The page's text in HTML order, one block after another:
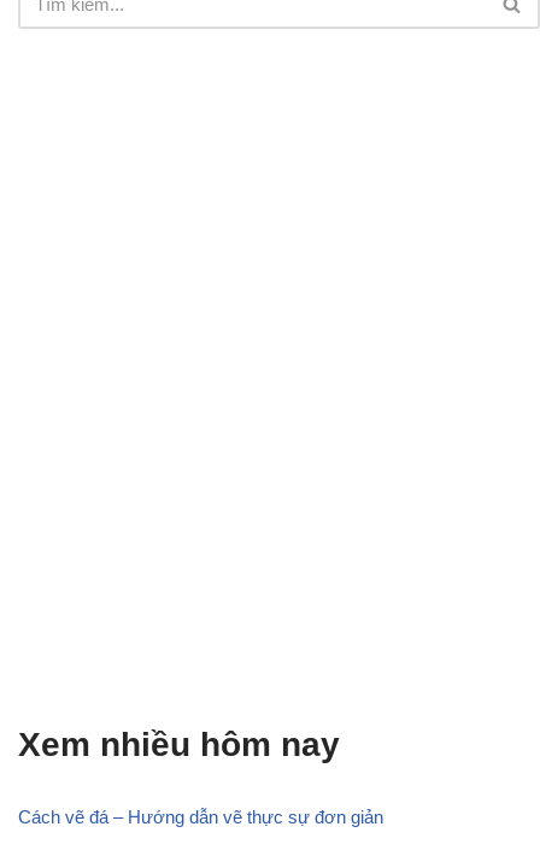
Xem nhiều hôm nay
Cách vẽ đá – Hướng dẫn vẽ thực sự đơn giản